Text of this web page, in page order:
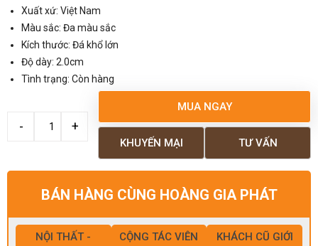
Xuất xứ: Việt Nam
Màu sắc: Đa màu sắc
Kích thước: Đá khổ lớn
Độ dày: 2.0cm
Tình trạng: Còn hàng
MUA NGAY
TƯ VẤN
KHUYẾN MẠI
BÁN HÀNG CÙNG HOÀNG GIA PHÁT
NỘI THẤT -
CỘNG TÁC VIÊN
KHÁCH CŨ GIỚI